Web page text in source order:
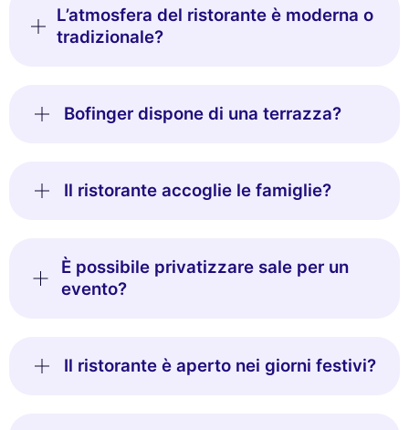
L’atmosfera del ristorante è moderna o
tradizionale?
Bofinger dispone di una terrazza?
Il ristorante accoglie le famiglie?
È possibile privatizzare sale per un
evento?
Il ristorante è aperto nei giorni festivi?